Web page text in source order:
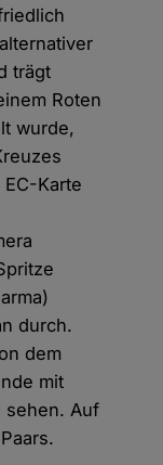
trägt
Roten
wurde,
Karte
durch.
dem
mit
sehen. Auf